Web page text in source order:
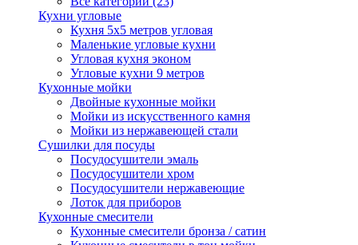
Кухни угловые
Кухня 5х5 метров угловая
Маленькие угловые кухни
Угловая кухня эконом
Угловые кухни 9 метров
Кухонные мойки
Двойные кухонные мойки
Мойки из искусственного камня
Мойки из нержавеющей стали
Сушилки для посуды
Посудосушители эмаль
Посудосушители хром
Посудосушители нержавеющие
Лоток для приборов
Кухонные смесители
Кухонные смесители бронза / сатин